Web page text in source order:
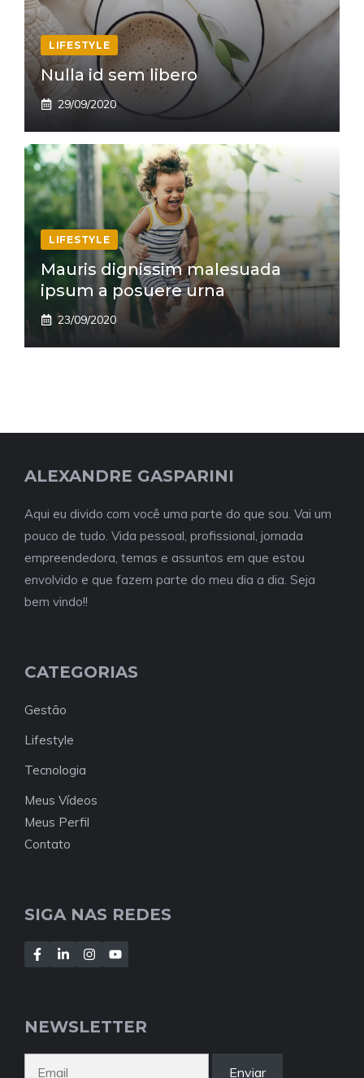
LIFESTYLE
Nulla id sem libero
29/09/2020
LIFESTYLE
Mauris dignissim malesuada
ipsum a posuere urna
23/09/2020
ALEXANDRE GASPARINI
Aqui eu divido com você uma parte do que sou. Vai um
pouco de tudo. Vida pessoal, profissional, jornada
empreendedora, temas e assuntos em que estou
envolvido e que fazem parte do meu dia a dia. Seja
bem vindo!!
CATEGORIAS
Gestão
Lifestyle
Tecnologia
Meus Vídeos
Meus Perfil
Contato
SIGA NAS REDES
NEWSLETTER
Enviar